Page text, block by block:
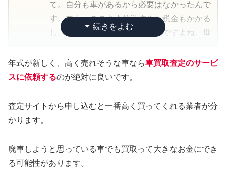
中古車の売却って、ちょっと面倒くさそうに
思えるかもしれませんが、複数の業者に見て
もらうのは本当におすすめです。特に状態の
があるかもしれませんよ。
でも、査定額が120万円って提示された時
は、正直びっくりしました。
他社さんは95万円とか105万円とか。価格差
があるのは聞いてましたけど、ここまで違う
ただ、ここで新たな問題が発生。査定額が
「この年式でこの距離なら全然いけますよ」
って言われて。びっくりしたのが査定額の
差。1社目が60万円、2社目が65万円で「ま
社目で80万円って言われてよしっ！と思いま
した。エクストレイルは古い年式でも需要が
中でも多く見かけますもんね。
驚いてました。「兄貴、最後にいいことして
くれたね」って妹が言ってて、なんだかグッ
て。自分も車があるから必要はなかったんで
す。でも、このまま放置すると税金もかかる
し、放っておく訳にもいかないですよね。母
近所のスーパーに行くくらいしか使ってなか
ったんです。あと、ブルーのボディカラーが
ィットの中でも人気が高いです」って言われ
て思ってたんです。でも、ネットで下調べし
たら、意外としっかり査定額がつくみたい
年式が新しく、高く売れそうな車なら車買取査定のサービ
スに依頼するのが絶対に良いです。
査定サイトから申し込むと一番高く買ってくれる業者が分
かります。
廃車しようと思っている車でも買取って大きなお金にでき
る可能性があります。